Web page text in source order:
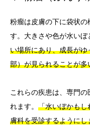
粉瘤は皮膚の下に袋状
す。大きさや色が水いぼ
い場所にあり、成長が
部）が見られることが多
これらの疾患は、専門
れます。 「水いぼかもし
膚科を受診するようにし